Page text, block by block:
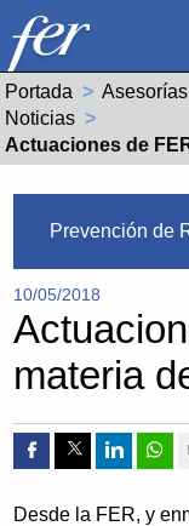
Portada Asesorías
Noticias
Actual:
Actuaciones de FER
Prevención de
10/05/2018
materia
Compartir por
Compartir
Desde la FER, y